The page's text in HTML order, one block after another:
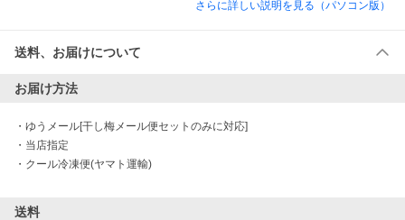
さらに詳しい説明を見る（パソコン版）
送料、お届けについて
お届け方法
・ ゆうメール[干し梅メール便セットのみに対応]
・ 当店指定
・ クール冷凍便(ヤマト運輸)
送料